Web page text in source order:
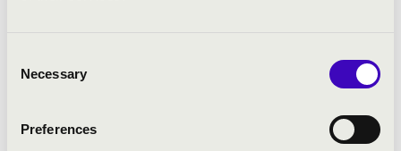
Selection
Necessary
Preferences